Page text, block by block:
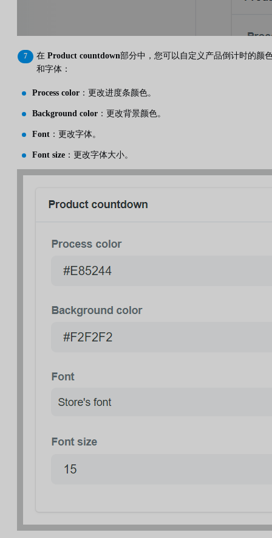
在 Product countdown部分中，您可以自定义产品倒计时的颜
和字体：
Process color ：更改进度条颜色。
Background color ：更改背景颜色。
Font ：更改字体。
Font size ：更改字体大小。